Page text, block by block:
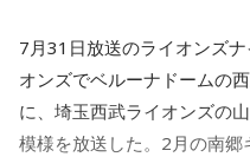
何を言っているかというと
いなくブラジルが上なんで
きゃいけないことは、ブラ
てもらうということも1つだ
7月31日放送のライオンズ
オンズでベルーナドームの
に、埼玉西武ライオンズの
模様を放送した。2月の南